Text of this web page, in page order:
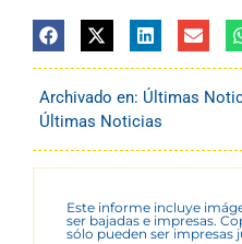
Archivado en: Últimas
Últimas Noticias
Este informe incluye
ser bajadas e impresas.
sólo pueden ser impresas